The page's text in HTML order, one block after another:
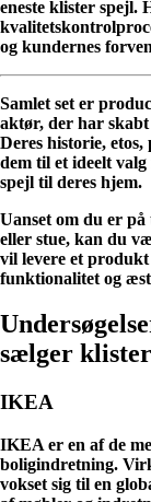
eneste klister spejl.
og kundernes
Samlet set er
aktør, der har
Deres historie,
dem til et ideelt
spejl til deres hjem.
Uanset om du er
eller stue, kan du
vil levere et
funktionalitet og
sælger
IKEA
IKEA er en af de
boligindretning.
vokset sig til en